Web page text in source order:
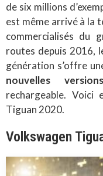
de six millions
est même arrivé à la
commercialisés du
routes depuis 2016,
génération s’offre
nouvelles versions
rechargeable. Voici
Tiguan 2020.
Volkswagen